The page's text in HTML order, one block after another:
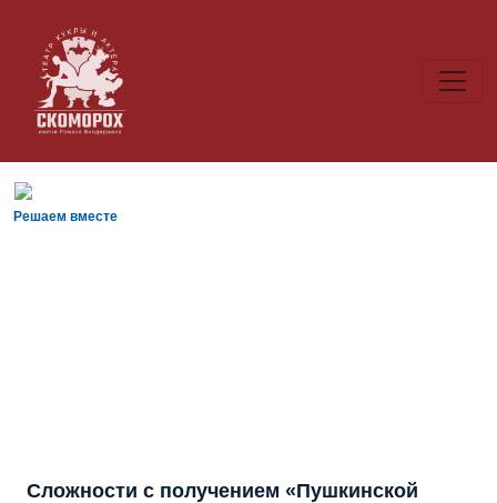
Решаем вместе
Сложности с получением «Пушкинской